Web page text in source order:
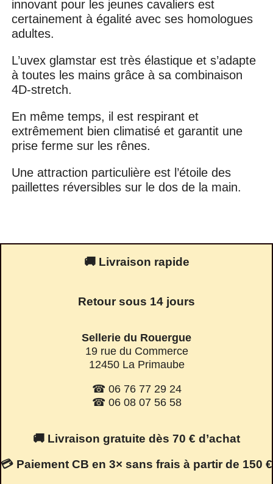
innovant pour les jeunes cavaliers est
certainement à égalité avec ses homologues
adultes.
L’uvex glamstar est très élastique et s’adapte
à toutes les mains grâce à sa combinaison
4D-stretch.
En même temps, il est respirant et
extrêmement bien climatisé et garantit une
prise ferme sur les rênes.
Une attraction particulière est l’étoile des
paillettes réversibles sur le dos de la main.
🚚 Livraison rapide
Retour sous 14 jours
Sellerie du Rouergue
19 rue du Commerce
12450 La Primaube
☎ 06 76 77 29 24
☎ 06 08 07 56 58
🚚 Livraison gratuite dès 70 € d’achat
💳 Paiement CB en 3× sans frais à partir de 150 €